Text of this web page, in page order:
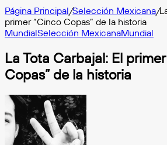
Página Principal/Selección Mexicana/
primer “Cinco Copas” de la historia
MundialSelección MexicanaMundial
La Tota Carbajal: El
Copas” de la historia